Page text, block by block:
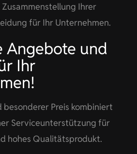
Ihrer
für Ihr Unternehmen.
Angebote und
Ihr
Preis kombiniert
Serviceunterstützung für
hohes Qualitätsprodukt.